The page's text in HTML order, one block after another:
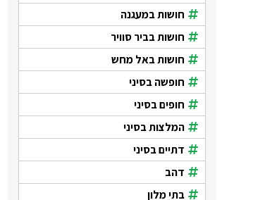
חושות במעגנה
חושות בביר סוויר
חושות באל מחש
חופשה בסיני
חופים בסיני
המלצות בסיני
דתיים בסיני
דהב
בתי מלון